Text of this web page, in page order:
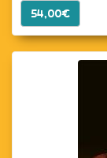
54,00€